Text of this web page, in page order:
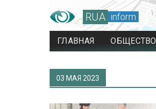
RUA inform
ГЛАВНАЯ ОБЩЕСТВО
03 МАЯ 2023